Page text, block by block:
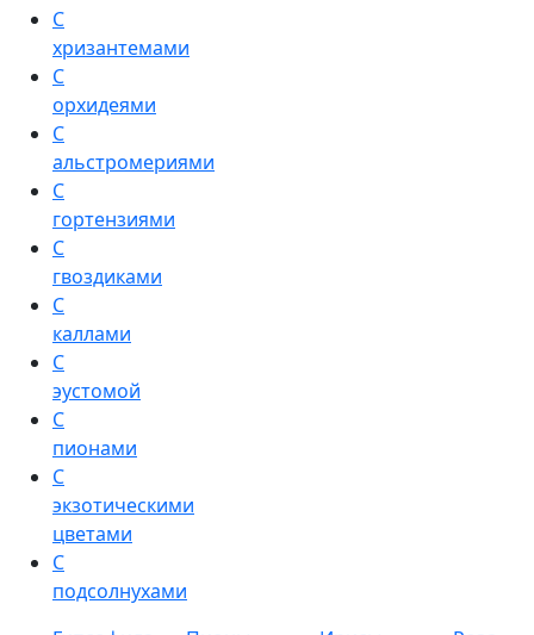
С
хризантемами
С
орхидеями
С
альстромериями
С
гортензиями
С
гвоздиками
С
каллами
С
эустомой
С
пионами
С
экзотическими
цветами
С
подсолнухами